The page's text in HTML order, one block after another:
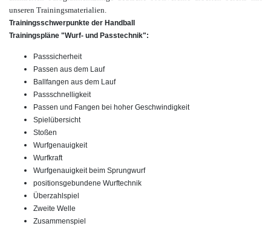
unseren Trainingsmaterialien.
Trainingsschwerpunkte der Handball
Trainingspläne "Wurf- und Passtechnik":
Passsicherheit
Passen aus dem Lauf
Ballfangen aus dem Lauf
Passschnelligkeit
Passen und Fangen bei hoher Geschwindigkeit
Spielübersicht
Stoßen
Wurfgenauigkeit
Wurfkraft
Wurfgenauigkeit beim Sprungwurf
positionsgebundene Wurftechnik
Überzahlspiel
Zweite Welle
Zusammenspiel